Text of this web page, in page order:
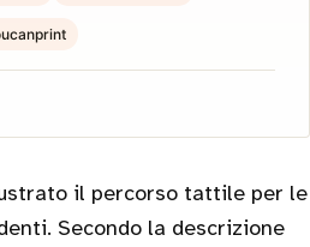
il percorso tattile per le
Secondo la descrizione